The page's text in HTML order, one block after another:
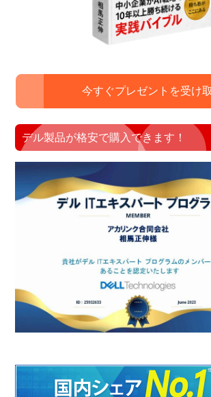
今すぐプレゼントを受け
デル製品が格安で購入できます！